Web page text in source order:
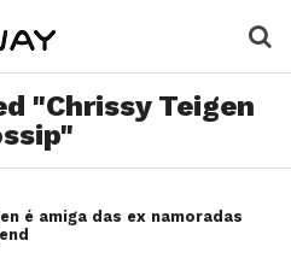
"Chrissy Teigen
é amiga das ex namoradas